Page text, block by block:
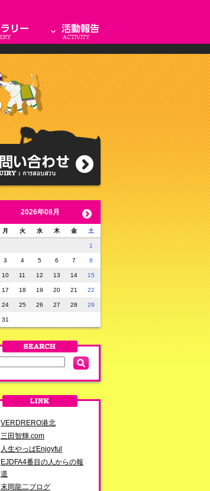
2026年08月
月 火 水 木 金 土
1
3 4 5 6 7 8
10 11 12 13 14 15
17 18 19 20 21 22
24 25 26 27 28 29
31
VERDRERO港北
三田智輝.com
人生やっぱEnjoyful
EJDFA4番目の人からの報
道
末岡龍二ブログ